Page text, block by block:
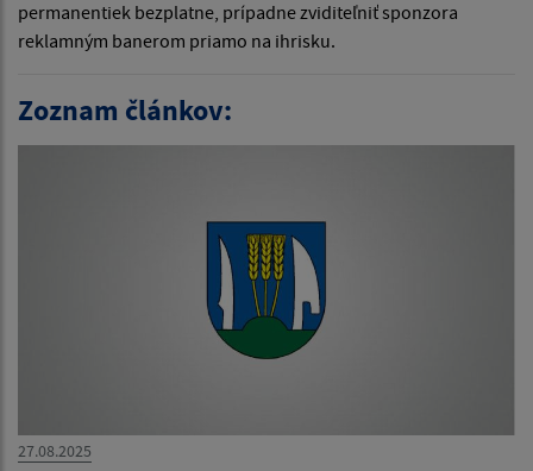
permanentiek bezplatne, prípadne zviditeľniť sponzora
reklamným banerom priamo na ihrisku.
Zoznam článkov:
27.08.2025